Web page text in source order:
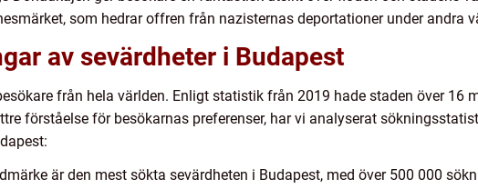
som hedrar offren från nazisternas deportationer under andra
av sevärdheter i Budapest
från hela världen. Enligt statistik från 2019 hade staden över 16
förståelse för besökarnas preferenser, har vi analyserat
är den mest sökta sevärdheten i Budapest, med över 500 000